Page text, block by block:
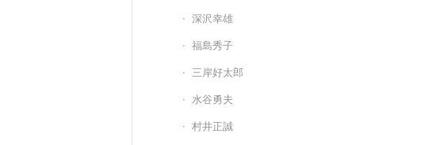
深沢幸雄
福島秀子
三岸好太郎
水谷勇夫
村井正誠